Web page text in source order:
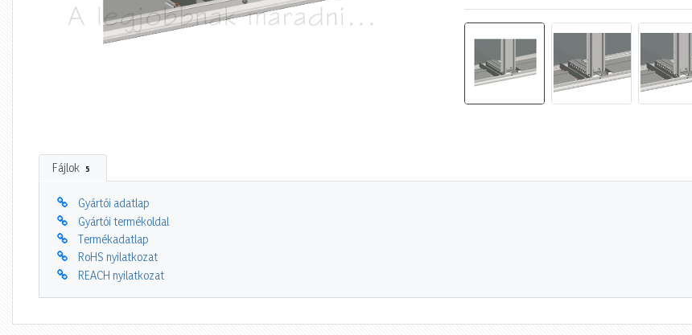
Fájlok 5
Gyártói adatlap
Gyártói termékoldal
Termékadatlap
RoHS nyilatkozat
REACH nyilatkozat